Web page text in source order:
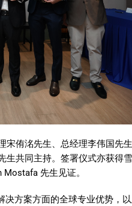
宋侑洺先生、总经理李伟国先
生共同主持。签署仪式亦获得
先生见证。
方案方面的全球专业优势，